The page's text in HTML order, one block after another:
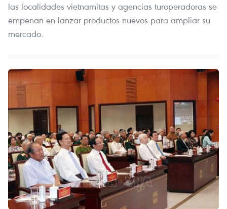
las localidades vietnamitas y agencias turoperadoras se
empeñan en lanzar productos nuevos para ampliar su
mercado.